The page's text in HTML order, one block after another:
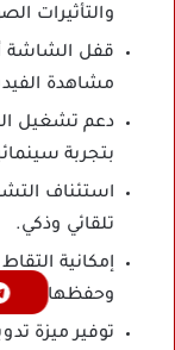
والتأثيرات
قفل الشاشة
مشاهدة
دعم تشغيل
بتجربة
استئناف
تلقائي وذكي.
إمكانية
وحفظها
توفير ميزة